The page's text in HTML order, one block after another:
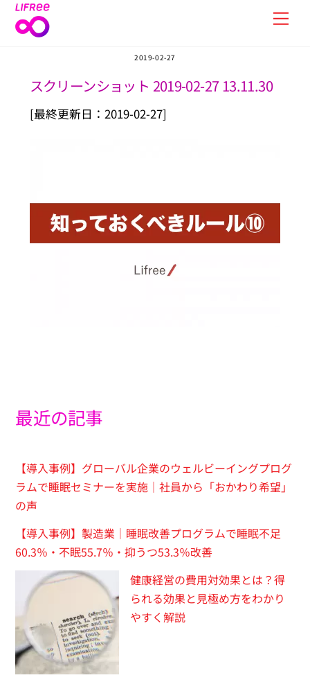
Skip
2019-02-27
スクリーンショット 2019-02-27 13.11.30
[最終更新日：2019-02-27]
最近の記事
【導入事例】グローバル企業のウェルビーイングプログ
ラムで睡眠セミナーを実施｜社員から「おかわり希望」
の声
【導入事例】製造業｜睡眠改善プログラムで睡眠不足
60.3％・不眠55.7％・抑うつ53.3％改善
健康経営の費用対効果とは？得
られる効果と見極め方をわかり
やすく解説